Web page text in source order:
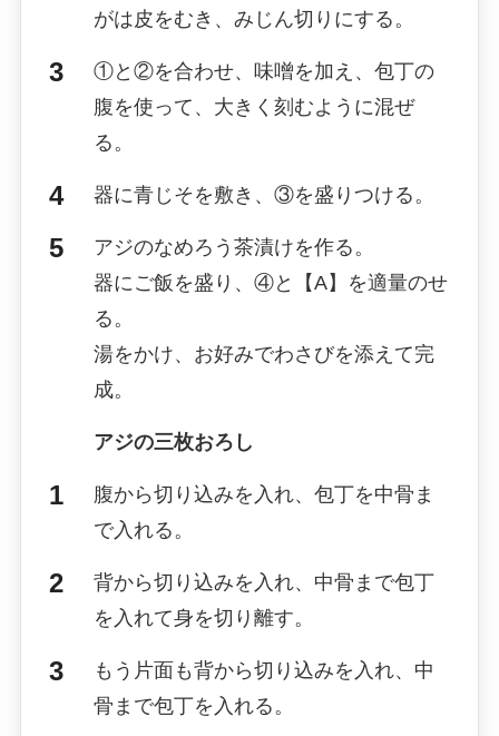
がは皮をむき、みじん切りにする。
①と②を合わせ、味噌を加え、包丁の
腹を使って、大きく刻むように混ぜ
る。
器に青じそを敷き、③を盛りつける。
アジのなめろう茶漬けを作る。
器にご飯を盛り、④と【A】を適量のせ
る。
湯をかけ、お好みでわさびを添えて完
成。
アジの三枚おろし
腹から切り込みを入れ、包丁を中骨ま
で入れる。
背から切り込みを入れ、中骨まで包丁
を入れて身を切り離す。
もう片面も背から切り込みを入れ、中
骨まで包丁を入れる。